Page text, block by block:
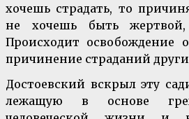
хочешь страдать, то
не хочешь быть жертвой,
Происходит освобождение
причинение страданий
Достоевский вскрыл эту
лежащую в основе